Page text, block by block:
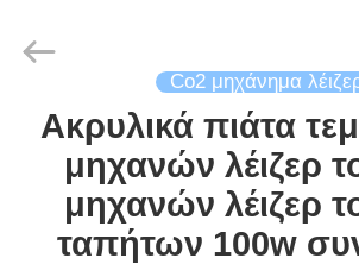
ΣΠΊΤΙ
ΠΡΟΪΌΝΤΑ
Co.,Ltd.
Co2 μηχάνημα
Ακρυλικά πιάτα
μηχανών λέιζερ
μηχανών λέιζερ
ταπήτων 100w